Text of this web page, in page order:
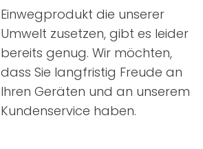
Einwegprodukt die unserer
Umwelt zusetzen, gibt es leider
bereits genug. Wir möchten,
dass Sie langfristig Freude an
Ihren Geräten und an unserem
Kundenservice haben.